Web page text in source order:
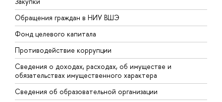
Обращения граждан в НИУ ВШЭ
Фонд целевого капитала
Противодействие коррупции
Сведения о доходах, расходах, об имуществе и
обязательствах имущественного характера
Сведения об образовательной организации